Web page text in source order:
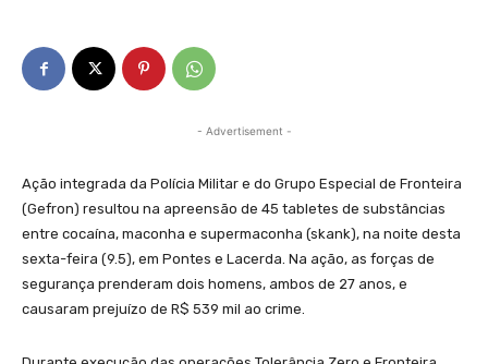
- Advertisement -
Ação integrada da Polícia Militar e do Grupo Especial de Fronteira
(Gefron) resultou na apreensão de 45 tabletes de substâncias
entre cocaína, maconha e supermaconha (skank), na noite desta
sexta-feira (9.5), em Pontes e Lacerda. Na ação, as forças de
segurança prenderam dois homens, ambos de 27 anos, e
causaram prejuízo de R$ 539 mil ao crime.